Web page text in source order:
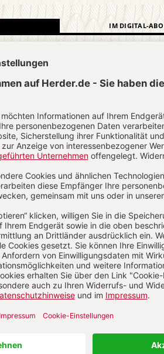
IM DIGITAL-ABO
und Publizist, Wiesbaden;
Spiritualität, Religionspädagogik.